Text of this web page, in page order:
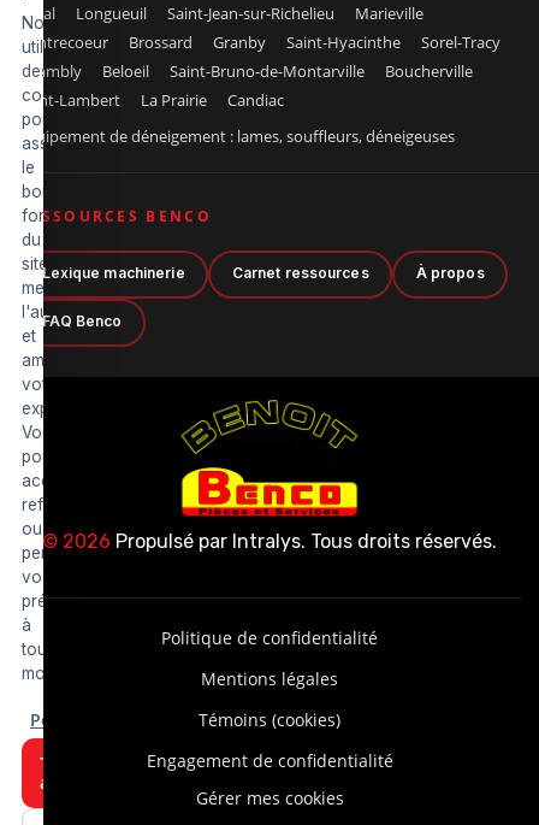
Laval Longueuil Saint-Jean-sur-Richelieu
Marieville
Contrecoeur
Brossard Granby Saint-Hyacinthe
Sorel-Tracy
Chambly
Beloeil Saint-Bruno-de-Montarville
Boucherville
Saint-Lambert
La Prairie
Candiac
Équipement de déneigement : lames, souffleurs, déneigeuses
RESSOURCES BENCO
Lexique machinerie Carnet ressources À propos
FAQ Benco
© 2026 Propulsé par Intralys. Tous droits réservés.
Politique de confidentialité
Mentions légales
Témoins (cookies)
Engagement de confidentialité
Gérer mes cookies
Nous
utilisons
des
cookies
pour
assurer
le
bon
fonctionnement
du
site,
mesurer
l'audience
et
améliorer
votre
expérience.
Vous
pouvez
accepter,
refuser
ou
personnaliser
vos
préférences
à
tout
moment.
Personnaliser
Tout
accepter